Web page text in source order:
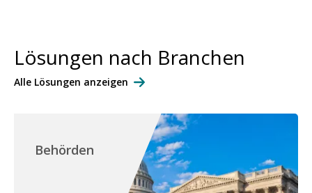
Lösungen nach Branchen
Alle Lösungen anzeigen
Behörden